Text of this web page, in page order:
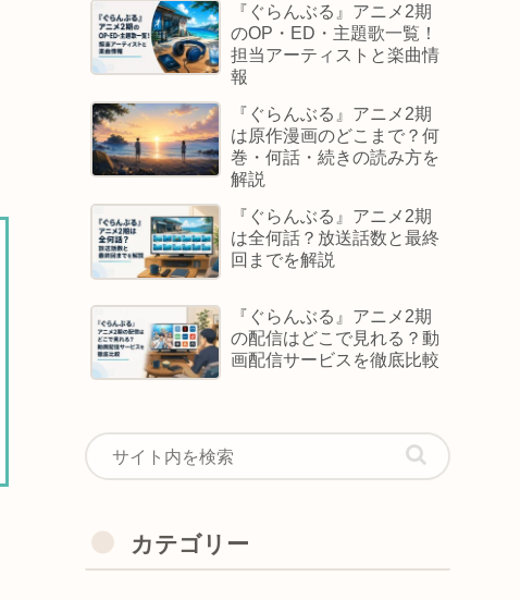
『ぐらんぶる』アニメ2期
のOP・ED・主題歌一覧！
担当アーティストと楽曲情
報
『ぐらんぶる』アニメ2期
は原作漫画のどこまで？何
巻・何話・続きの読み方を
解説
『ぐらんぶる』アニメ2期
は全何話？放送話数と最終
回までを解説
『ぐらんぶる』アニメ2期
の配信はどこで見れる？動
画配信サービスを徹底比較
カテゴリー